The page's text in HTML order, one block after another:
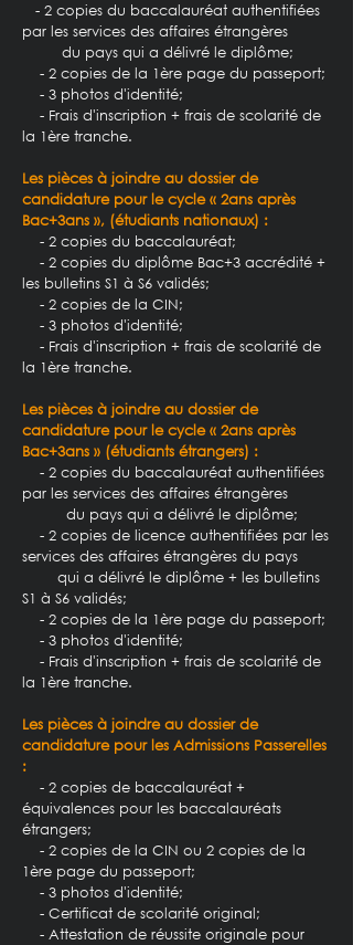
- 2 copies du baccalauréat authentifiées
par les services des affaires étrangères
du pays qui a délivré le diplôme;
- 2 copies de la 1ère page du passeport;
- 3 photos d'identité;
- Frais d'inscription + frais de scolarité de
la 1ère tranche.
Les pièces à joindre au dossier de
candidature pour le cycle« 2ans après
Bac+3ans », (étudiants nationaux) :
- 2 copies du baccalauréat;
- 2 copies du diplôme Bac+3 accrédité +
les bulletins S1 à S6 validés;
- 2 copies de la CIN;
- 3 photos d'identité;
- Frais d'inscription + frais de scolarité de
la 1ère tranche.
Les pièces à joindre au dossier de
candidature pour le cycle« 2ans après
Bac+3ans » (étudiants étrangers) :
- 2 copies du baccalauréat authentifiées
par les services des affaires étrangères
du pays qui a délivré le diplôme;
- 2 copies de licence authentifiées par les
services des affaires étrangères du pays
qui a délivré le diplôme + les bulletins
S1 à S6 validés;
- 2 copies de la 1ère page du passeport;
- 3 photos d'identité;
- Frais d'inscription + frais de scolarité de
la 1ère tranche.
Les pièces à joindre au dossier de
candidature pour les Admissions Passerelles
:
- 2 copies de baccalauréat +
équivalences pour les baccalauréats
étrangers;
- 2 copies de la CIN ou 2 copies de la
1ère page du passeport;
- 3 photos d'identité;
- Certificat de scolarité original;
- Attestation de réussite originale pour